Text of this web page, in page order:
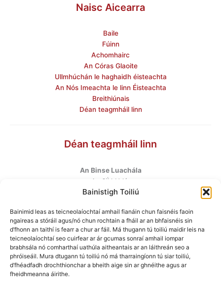
Bainistigh Toiliú
Bainimid leas as teicneolaíochtaí amhail fianáin chun faisnéis faoin
ngaireas a stóráil agus/nó chun rochtain a fháil ar an bhfaisnéis sin
d’fhonn an taithí is fearr a chur ar fáil. Má thugann tú toiliú maidir leis na
teicneolaíochtaí seo cuirfear ar ár gcumas sonraí amhail iompar
brabhsála nó comharthaí uathúla aitheantais ar an láithreán seo a
phróiseáil. Mura dtugann tú toiliú nó má tharraingíonn tú siar toiliú,
d’fhéadfadh drochthionchar a bheith aige sin ar ghnéithe agus ar
fheidhmeanna áirithe.
Naisc Aicearra
Baile
Fúinn
Achomhairc
An Córas Glaoite
Ullmhúchán le haghaidh éisteachta
An Nós Imeachta le linn Éisteachta
Breithiúnais
Déan teagmháil linn
Déan teagmháil linn
An Binse Luachála
An 6úhUrlár
Halla Mhargadh na Feirme
Baile Átha Cliath 7
D07 AEF4
Teileafón: +353 1 6760130
Ríomhphost:info@valuationtribunal.ie